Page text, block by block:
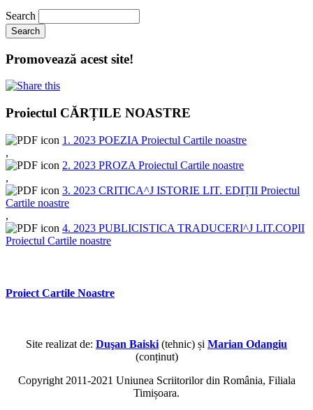
Search
Promovează acest site!
Proiectul CĂRȚILE NOASTRE
1. 2023 POEZIA Proiectul Cartile noastre
,
2. 2023 PROZA Proiectul Cartile noastre
,
3. 2023 CRITICA^J ISTORIE LIT. EDIȚII Proiectul
Cartile noastre
,
4. 2023 PUBLICISTICA TRADUCERI^J LIT.COPII
Proiectul Cartile noastre
Proiect Cartile Noastre
Site realizat de: Duşan Baiski (tehnic) și Marian Odangiu
(conținut)
Copyright 2011-2021 Uniunea Scriitorilor din România, Filiala
Timișoara.